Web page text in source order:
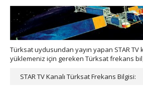
Türksat uydusundan yayın yapan STAR TV
yüklemeniz için gereken Türksat frekans
STAR TV Kanalı Türksat Frekans Bilgisi: